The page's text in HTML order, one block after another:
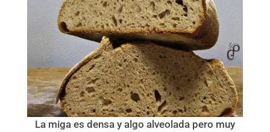
La miga es densa y algo alveolada pero muy